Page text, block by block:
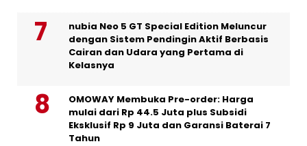
nubia Neo 5 GT Special Edition Meluncur
dengan Sistem Pendingin Aktif Berbasis
Cairan dan Udara yang Pertama di
Kelasnya
OMOWAY Membuka Pre-order: Harga
mulai dari Rp 44.5 Juta plus Subsidi
Eksklusif Rp 9 Juta dan Garansi Baterai 7
Tahun